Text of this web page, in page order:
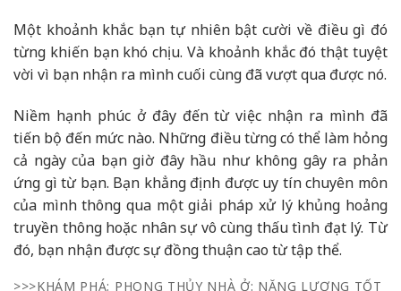
Một khoảnh khắc bạn tự nhiên bật cười về điều gì đó
từng khiến bạn khó chịu. Và khoảnh khắc đó thật tuyệt
vời vì bạn nhận ra mình cuối cùng đã vượt qua được nó.
Niềm hạnh phúc ở đây đến từ việc nhận ra mình đã
tiến bộ đến mức nào. Những điều từng có thể làm hỏng
cả ngày của bạn giờ đây hầu như không gây ra phản
ứng gì từ bạn. Bạn khẳng định được uy tín chuyên môn
của mình thông qua một giải pháp xử lý khủng hoảng
truyền thông hoặc nhân sự vô cùng thấu tình đạt lý. Từ
đó, bạn nhận được sự đồng thuận cao từ tập thể.
>>>KHÁM PHÁ: PHONG THỦY NHÀ Ở: NĂNG LƯỢNG TỐT